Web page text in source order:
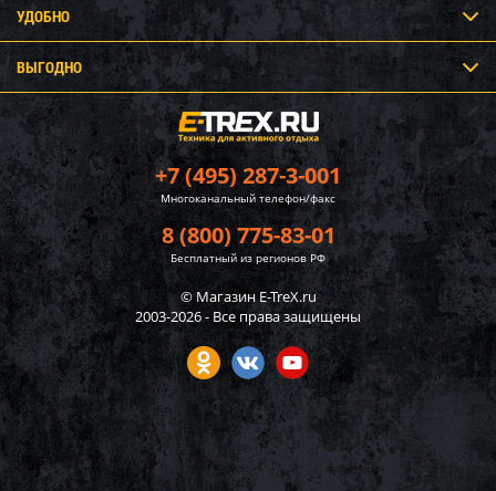
+7 (495) 287-3-001
Многоканальный телефон/факс
8 (800) 775-83-01
Бесплатный из регионов РФ
© Магазин E-TreX.ru
2003-2026 - Все права защищены
УДОБНО
ВЫГОДНО